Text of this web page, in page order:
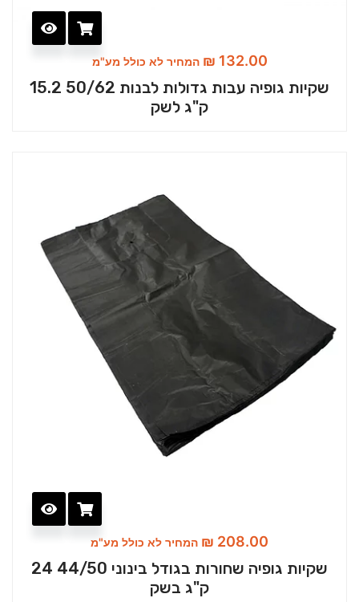
₪ 132.00 המחיר לא כולל מע"מ
שקיות גופיה עבות גדולות לבנות 50/62 15.2
ק"ג לשק
₪ 208.00 המחיר לא כולל מע"מ
שקיות גופיה שחורות בגודל בינוני 44/50 24
ק"ג בשק